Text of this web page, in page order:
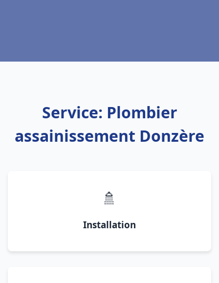
Service: Plombier
assainissement Donzère
🚿
Installation